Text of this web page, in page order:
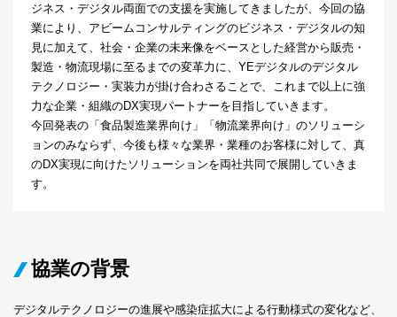
ジネス・デジタル両面での支援を実施してきましたが、今回の協
業により、アビームコンサルティングのビジネス・デジタルの知
見に加えて、社会・企業の未来像をベースとした経営から販売・
製造・物流現場に至るまでの変革力に、YEデジタルのデジタル
テクノロジー・実装力が掛け合わさることで、これまで以上に強
力な企業・組織のDX実現パートナーを目指していきます。
今回発表の「食品製造業界向け」「物流業界向け」のソリューシ
ョンのみならず、今後も様々な業界・業種のお客様に対して、真
のDX実現に向けたソリューションを両社共同で展開していきま
す。
協業の背景
デジタルテクノロジーの進展や感染症拡大による行動様式の変化など、